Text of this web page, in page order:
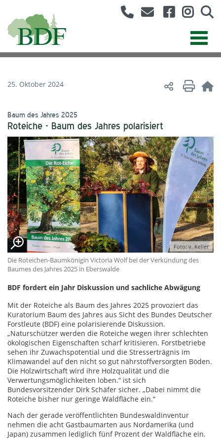
25. Oktober 2024
Baum des Jahres 2025
Roteiche - Baum des Jahres polarisiert
Foto: v. Keller
Die Roteichen-Baumkönigin Victoria Wolf bei der Verkündung des
Baumes des Jahres 2025 in Eberswalde
BDF fordert ein Jahr Diskussion und sachliche Abwägung
Mit der Roteiche als Baum des Jahres 2025 provoziert das
Kuratorium Baum des Jahres aus Sicht des Bundes Deutscher
Forstleute (BDF) eine polarisierende Diskussion.
„Naturschützer werden die Roteiche wegen ihrer schlechten
ökologischen Eigenschaften scharf kritisieren. Forstbetriebe
sehen ihr Zuwachspotential und die Stresserträgnis im
Klimawandel auf den nicht so gut nährstoffversorgten Böden.
Die Holzwirtschaft wird ihre Holzqualität und die
Verwertungsmöglichkeiten loben.“ ist sich
Bundesvorsitzender Dirk Schäfer sicher. „Dabei nimmt die
Roteiche bisher nur geringe Waldfläche ein.“
Nach der gerade veröffentlichten Bundeswaldinventur
nehmen die acht Gastbaumarten aus Nordamerika (und
Japan) zusammen lediglich fünf Prozent der Waldfläche ein.